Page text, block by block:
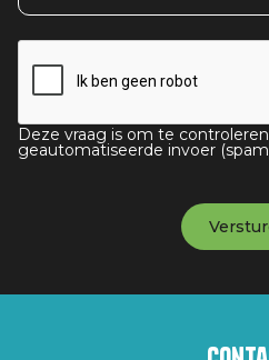
Deze vraag is om te
geautomatiseerde invoer